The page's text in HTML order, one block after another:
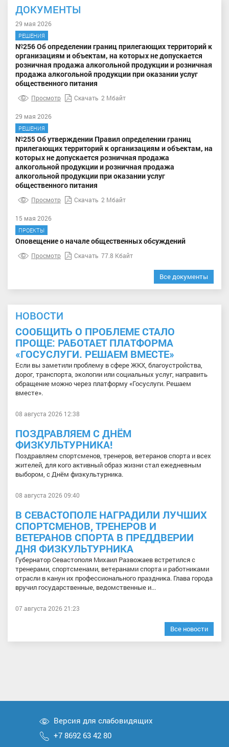
ДОКУМЕНТЫ
29 мая 2026
РЕШЕНИЯ
№256 Об определении границ прилегающих территорий к
организациям и объектам, на которых не допускается
розничная продажа алкогольной продукции и розничная
продажа алкогольной продукции при оказании услуг
общественного питания
Просмотр Скачать 2 Мбайт
29 мая 2026
РЕШЕНИЯ
№255 Об утверждении Правил определении границ
прилегающих территорий к организациям и объектам, на
которых не допускается розничная продажа
алкогольной продукции и розничная продажа
алкогольной продукции при оказании услуг
общественного питания
Просмотр Скачать 2 Мбайт
15 мая 2026
ПРОЕКТЫ
Оповещение о начале общественных обсуждений
Просмотр Скачать 77.8 Кбайт
Все документы
НОВОСТИ
СООБЩИТЬ О ПРОБЛЕМЕ СТАЛО
ПРОЩЕ: РАБОТАЕТ ПЛАТФОРМА
«ГОСУСЛУГИ. РЕШАЕМ ВМЕСТЕ»
Если вы заметили проблему в сфере ЖКХ, благоустройства,
дорог, транспорта, экологии или социальных услуг, направить
обращение можно через платформу «Госуслуги. Решаем
вместе».
08 августа 2026 12:38
ПОЗДРАВЛЯЕМ С ДНЁМ
ФИЗКУЛЬТУРНИКА!
Поздравляем спортсменов, тренеров, ветеранов спорта и всех
жителей, для кого активный образ жизни стал ежедневным
выбором, с Днём физкультурника.
08 августа 2026 09:40
В СЕВАСТОПОЛЕ НАГРАДИЛИ ЛУЧШИХ
СПОРТСМЕНОВ, ТРЕНЕРОВ И
ВЕТЕРАНОВ СПОРТА В ПРЕДДВЕРИИ
ДНЯ ФИЗКУЛЬТУРНИКА
Губернатор Севастополя Михаил Развожаев встретился с
тренерами, спортсменами, ветеранами спорта и работниками
отрасли в канун их профессионального праздника. Глава города
вручил государственные, ведомственные и...
07 августа 2026 21:23
Все новости
Версия для слабовидящих
+7 8692 63 42 80